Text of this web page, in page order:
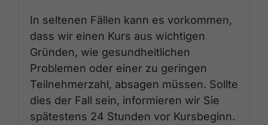
In seltenen Fällen kann es vorkommen,
dass wir einen Kurs aus wichtigen
Gründen, wie gesundheitlichen
Problemen oder einer zu geringen
Teilnehmerzahl, absagen müssen. Sollte
dies der Fall sein, informieren wir Sie
spätestens 24 Stunden vor Kursbeginn.